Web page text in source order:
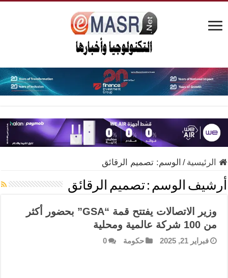
الرئيسية / الوسم:تصميم الرقائق
أرشيف الوسم :تصميم الرقائق
وزير الاتصالات يفتتح قمة “GSA” بحضور أكثر
من 100 شركة عالمية ومحلية
فبراير 21, 2025 حكومة 0